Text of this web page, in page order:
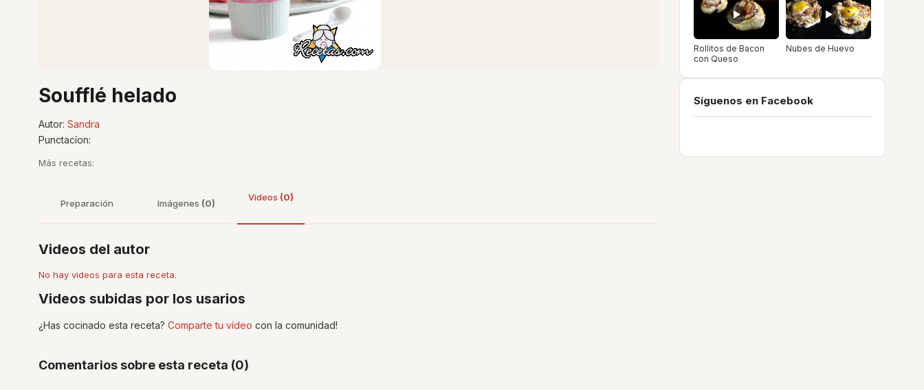
Soufflé helado
Autor: Sandra
Punctacíon:
Más recetas:
Preparación Imágenes (0)
Videos (0)
Videos del autor
No hay videos para esta receta.
Videos subidas por los usarios
¿Has cocinado esta receta? Comparte tu vídeo con la comunidad!
Comentarios sobre esta receta (0)
Rollitos de Bacon
con Queso
Nubes de Huevo
Síguenos en Facebook